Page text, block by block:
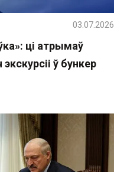
ці атрымаў
ў бункер
03.07.2026